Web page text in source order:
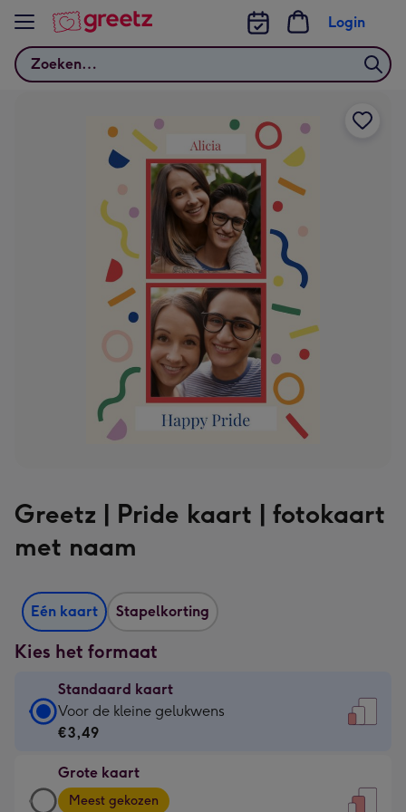
Bekijk meer
Zoeken
Login
Greetz | Pride kaart | fotokaart
met naam
Eén kaart Stapelkorting
Kies het formaat
Standaard kaart
Standaard
kaart
€3,49
-
Voor de kleine gelukwens
€3,49
Grote kaart
Grote
Meest gekozen